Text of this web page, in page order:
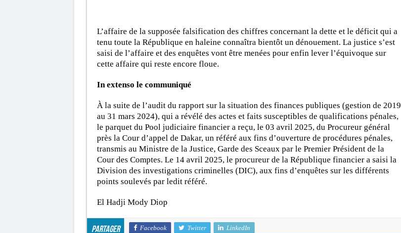
L’affaire de la supposée falsification des chiffres concernant la dette et le déficit qui a
tenu toute la République en haleine connaîtra bientôt un dénouement. La justice s’est
saisi de l’affaire et des enquêtes vont être menées pour enfin lever l’équivoque sur
cette affaire qui reste encore floue.
In extenso le communiqué
À la suite de l’audit du rapport sur la situation des finances publiques (gestion de 2019
au 31 mars 2024), qui a révélé des actes et faits susceptibles de qualifications pénales,
le parquet du Pool judiciaire financier a reçu, le 03 avril 2025, du Procureur général
près la Cour d’appel de Dakar, un référé aux fins d’ouverture de procédures pénales,
transmis au Ministre de la Justice, Garde des Sceaux par le Premier Président de la
Cour des Comptes. Le 14 avril 2025, le procureur de la République financier a saisi la
Division des investigations criminelles (DIC), aux fins d’enquêtes sur les différents
points soulevés par ledit référé.
El Hadji Mody Diop
Partager Facebook Twitter LinkedIn